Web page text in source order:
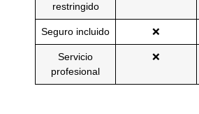
restringido
Seguro incluido ❌
Servicio
profesional
❌